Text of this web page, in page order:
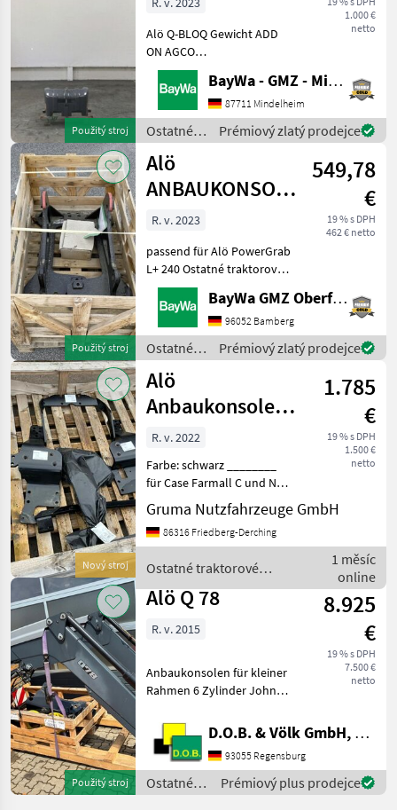
Použitý stroj
1.000 €
netto
Alö Q-BLOQ Gewicht ADD
ON AGCO
600kgZusatzgewicht für
Bestehendes ALÖ-Gewicht
Ostatné traktorové
komponenty Čelný
nakladač
BayWa - GMZ - Mindelheim
87711 Mindelheim
Ostatné
traktorové
komponenty
/ Alö
Prémiový zlatý prodejce
Použitý stroj
Alö
ANBAUKONSOLEN
FÜR
SENNEBOGEN
549,78
€
19 % s DPH
462 € netto
R. v. 2023
passend für Alö PowerGrab
L+ 240 Ostatné traktorové
komponenty Čelný
nakladač
BayWa GMZ Oberfranken
96052 Bamberg
Ostatné
traktorové
komponenty
/ Alö
Prémiový zlatý prodejce
Nový stroj
Alö
Anbaukonsolen
Nr. 14351575
1.785
€
19 % s DPH
1.500 €
netto
R. v. 2022
Farbe: schwarz ________
für Case Farmall C und New
Holland T5 (Kleine 4-
Zylinder Traktoren) Case IH
Farmall 65 C - Stage 5 Case
Farmall
Gruma Nutzfahrzeuge GmbH
86316 Friedberg-Derching
Ostatné traktorové
komponenty / Alö
1 měsíc
online
Použitý stroj
Alö Q 78
8.925
€
19 % s DPH
7.500 €
netto
R. v. 2015
Anbaukonsolen für kleiner
Rahmen 6 Zylinder John
Rýchlo-jazdná záklopka,
Zdvíhač pracovného valca:
Dvojfunkčný, Rovnobežné
zoraďovanie, Rýchlo str
D.O.B. & Völk GmbH, Filiale Regensburg
93055 Regensburg
Ostatné
traktorové
Prémiový plus prodejce